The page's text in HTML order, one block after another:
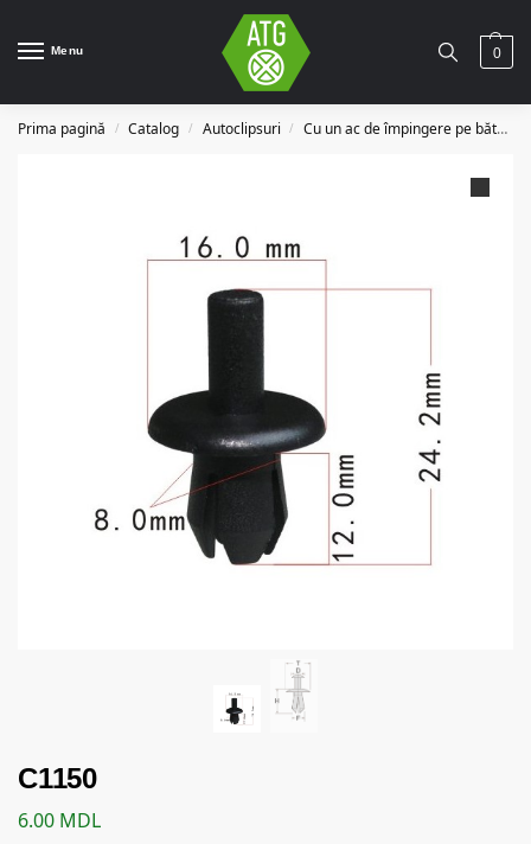
Menu 0
Prima pagină / Catalog / Autoclipsuri / Cu un ac de împingere pe bătătură
C1150
6.00 MDL